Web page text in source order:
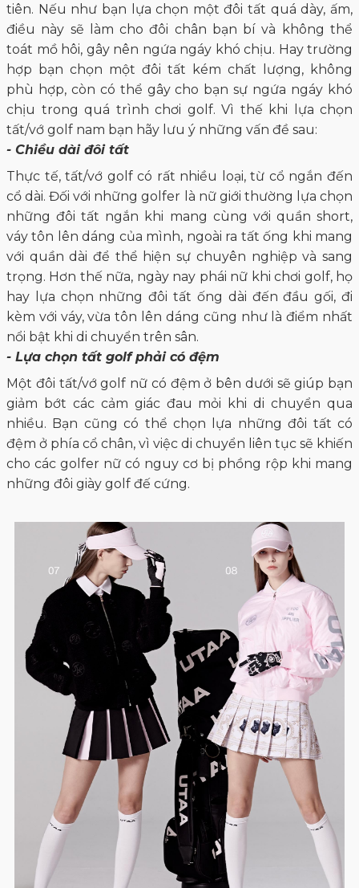
tiên. Nếu như bạn lựa chọn một đôi tất quá dày, ấm,
điều này sẽ làm cho đôi chân bạn bí và không thể
toát mồ hôi, gây nên ngứa ngáy khó chịu. Hay trường
hợp bạn chọn một đôi tất kém chất lượng, không
phù hợp, còn có thể gây cho bạn sự ngứa ngáy khó
chịu trong quá trình chơi golf. Vì thế khi lựa chọn
tất/vớ golf nam bạn hãy lưu ý những vấn đề sau:
- Chiều dài đôi tất
Thực tế, tất/vớ golf có rất nhiều loại, từ cổ ngắn đến
cổ dài. Đối với những golfer là nữ giới thường lựa chọn
những đôi tất ngắn khi mang cùng với quần short,
váy tôn lên dáng của mình, ngoài ra tất ống khi mang
với quần dài để thể hiện sự chuyên nghiệp và sang
trọng. Hơn thế nữa, ngày nay phái nữ khi chơi golf, họ
hay lựa chọn những đôi tất ống dài đến đầu gối, đi
kèm với váy, vừa tôn lên dáng cũng như là điểm nhất
nổi bật khi di chuyển trên sân.
- Lựa chọn tất golf phải có đệm
Một đôi tất/vớ golf nữ có đệm ở bên dưới sẽ giúp bạn
giảm bớt các cảm giác đau mỏi khi di chuyển qua
nhiều. Bạn cũng có thể chọn lựa những đôi tất có
đệm ở phía cổ chân, vì việc di chuyển liên tục sẽ khiến
cho các golfer nữ có nguy cơ bị phồng rộp khi mang
những đôi giày golf đế cứng.